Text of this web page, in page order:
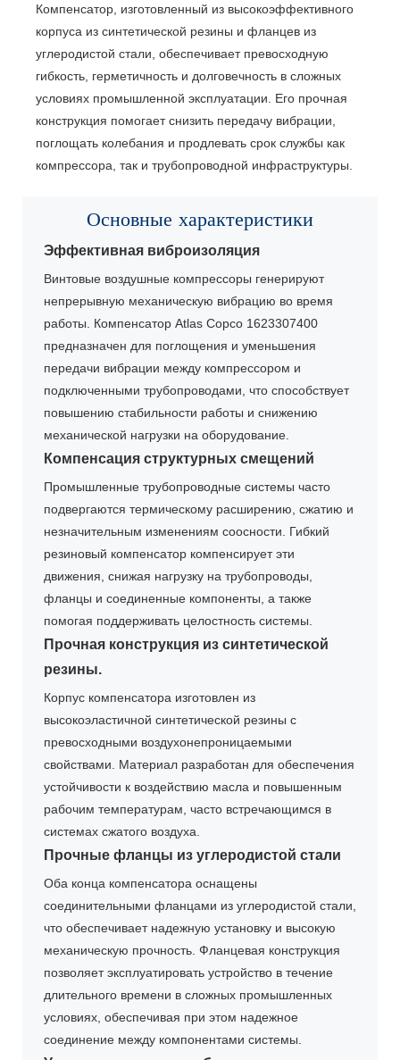
Компенсатор, изготовленный из высокоэффективного
корпуса из синтетической резины и фланцев из
углеродистой стали, обеспечивает превосходную
гибкость, герметичность и долговечность в сложных
условиях промышленной эксплуатации. Его прочная
конструкция помогает снизить передачу вибрации,
поглощать колебания и продлевать срок службы как
компрессора, так и трубопроводной инфраструктуры.
Основные характеристики
Эффективная виброизоляция
Винтовые воздушные компрессоры генерируют
непрерывную механическую вибрацию во время
работы. Компенсатор Atlas Copco 1623307400
предназначен для поглощения и уменьшения
передачи вибрации между компрессором и
подключенными трубопроводами, что способствует
повышению стабильности работы и снижению
механической нагрузки на оборудование.
Компенсация структурных смещений
Промышленные трубопроводные системы часто
подвергаются термическому расширению, сжатию и
незначительным изменениям соосности. Гибкий
резиновый компенсатор компенсирует эти
движения, снижая нагрузку на трубопроводы,
фланцы и соединенные компоненты, а также
помогая поддерживать целостность системы.
Прочная конструкция из синтетической
резины.
Корпус компенсатора изготовлен из
высокоэластичной синтетической резины с
превосходными воздухонепроницаемыми
свойствами. Материал разработан для обеспечения
устойчивости к воздействию масла и повышенным
рабочим температурам, часто встречающимся в
системах сжатого воздуха.
Прочные фланцы из углеродистой стали
Оба конца компенсатора оснащены
соединительными фланцами из углеродистой стали,
что обеспечивает надежную установку и высокую
механическую прочность. Фланцевая конструкция
позволяет эксплуатировать устройство в течение
длительного времени в сложных промышленных
условиях, обеспечивая при этом надежное
соединение между компонентами системы.